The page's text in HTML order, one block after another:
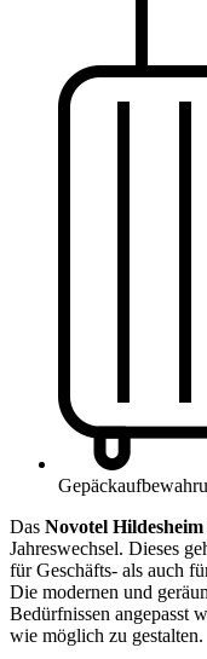
Das Novotel Hildesheim
Jahreswechsel. Dieses
für Geschäfts- als auch
Die modernen und
Bedürfnissen angepasst
wie möglich zu gestalten.